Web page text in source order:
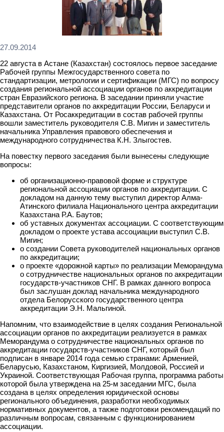
27.09.2014
22 августа в Астане (Казахстан) состоялось первое заседание
Рабочей группы Межгосударственного совета по
стандартизации, метрологии и сертификации (МГС) по вопросу
создания региональной ассоциации органов по аккредитации
стран Евразийского региона. В заседании приняли участие
представители органов по аккредитации России, Беларуси и
Казахстана. От Росаккредитации в состав рабочей группы
вошли заместитель руководителя С.В. Мигин и заместитель
начальника Управления правового обеспечения и
международного сотрудничества К.Н. Злыгостев.
На повестку первого заседания были вынесены следующие
вопросы:
об организационно-правовой форме и структуре
региональной ассоциации органов по аккредитации. С
докладом на данную тему выступил директор Алма-
Атинского филиала Национального центра аккредитации
Казахстана Р.А. Баутов;
об уставных документах ассоциации. С соответствующим
докладом о проекте устава ассоциации выступил С.В.
Мигин;
о создании Совета руководителей национальных органов
по аккредитации;
о проекте «дорожной карты» по реализации Меморандума
о сотрудничестве национальных органов по аккредитации
государств-участников СНГ. В рамках данного вопроса
был заслушан доклад начальника международного
отдела Белорусского государственного центра
аккредитации Э.Н. Мальгиной.
Напомним, что взаимодействие в целях создания Региональной
ассоциации органов по аккредитации реализуется в рамках
Меморандума о сотрудничестве национальных органов по
аккредитации государств-участников СНГ, который был
подписан в январе 2014 года семью странами: Арменией,
Беларусью, Казахстаном, Киргизией, Молдовой, Россией и
Украиной. Соответствующая Рабочая группа, программа работы
которой была утверждена на 25-м заседании МГС, была
создана в целях определения юридической основы
регионального объединения, разработки необходимых
нормативных документов, а также подготовки рекомендаций по
различным вопросам, связанным с функционированием
ассоциации.